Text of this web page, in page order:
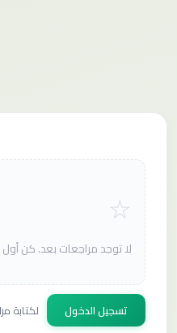
لا توجد مراجعات بعد. كن
تسجيل الدخول لكتابة